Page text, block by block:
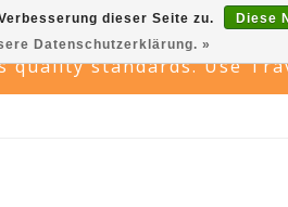
standards. Use
dieser Seite zu.
Diese
Datenschutzerklärung. »